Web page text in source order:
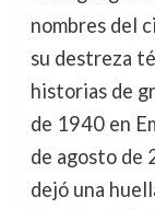
nombres del
su destreza
historias de
de 1940 en
de agosto de
dejó una